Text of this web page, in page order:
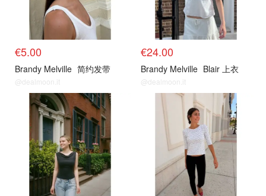
€5.00
Brandy Melville 简约发带
@dealmoon.it
€24.00
Brandy Melville Blair 上衣
@dealmoon.it